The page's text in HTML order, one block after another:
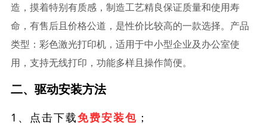
造，摸着特别有质感，制造工艺精良保证质量和使用寿
命，有售后且价格公道，是性价比较高的一款选择。产品
类型：彩色激光打印机，适用于中小型企业及办公室使
用，支持无线打印，功能多样且操作简便。
二、驱动安装方法
1、点击下载免费安装包 ；